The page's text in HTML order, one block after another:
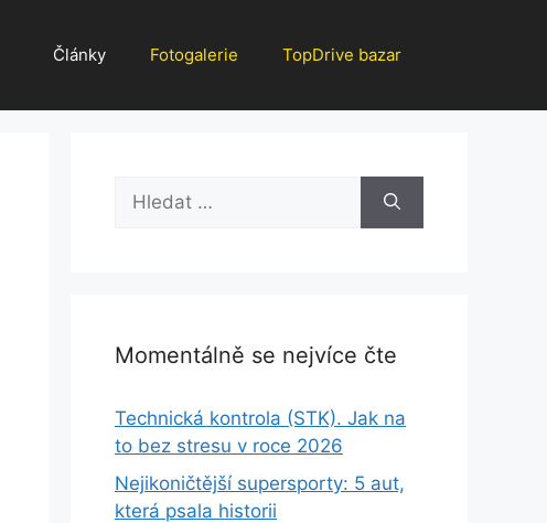
Články Fotogalerie TopDrive bazar
Hledat:
Momentálně se nejvíce čte
Technická kontrola (STK). Jak na
to bez stresu v roce 2026
Nejikoničtější supersporty: 5 aut,
která psala historii